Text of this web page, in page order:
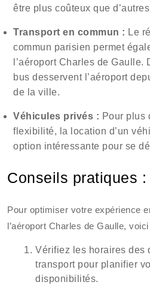
être plus coûteux que
Transport en commun : Le
commun parisien permet
l’aéroport Charles de
bus desservent l’aéroport
de la ville.
Véhicules privés : Pour plus
flexibilité, la location d’un
option intéressante pour se
Conseils pratiques :
Pour optimiser votre expérience
l’aéroport Charles de Gaulle,
Vérifiez les horaires des
transport pour planifier
disponibilités.